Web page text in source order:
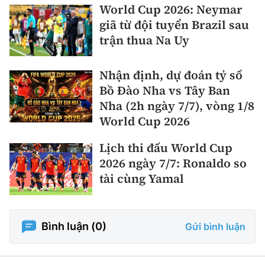
World Cup 2026: Neymar
giã từ đội tuyển Brazil sau
trận thua Na Uy
Nhận định, dự đoán tỷ số
Bồ Đào Nha vs Tây Ban
Nha (2h ngày 7/7), vòng 1/8
World Cup 2026
Lịch thi đấu World Cup
2026 ngày 7/7: Ronaldo so
tài cùng Yamal
Bình luận (0) Gửi bình luận